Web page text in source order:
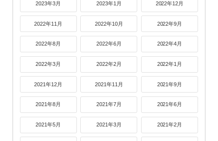
2023年3月 2023年1月 2022年12月
2022年11月 2022年10月 2022年9月
2022年8月 2022年6月 2022年4月
2022年3月 2022年2月 2022年1月
2021年12月 2021年11月 2021年9月
2021年8月 2021年7月 2021年6月
2021年5月 2021年3月 2021年2月